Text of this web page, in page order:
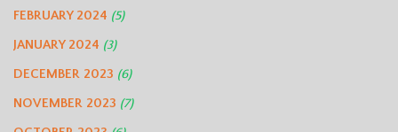
FEBRUARY 2024 (5)
JANUARY 2024 (3)
DECEMBER 2023 (6)
NOVEMBER 2023 (7)